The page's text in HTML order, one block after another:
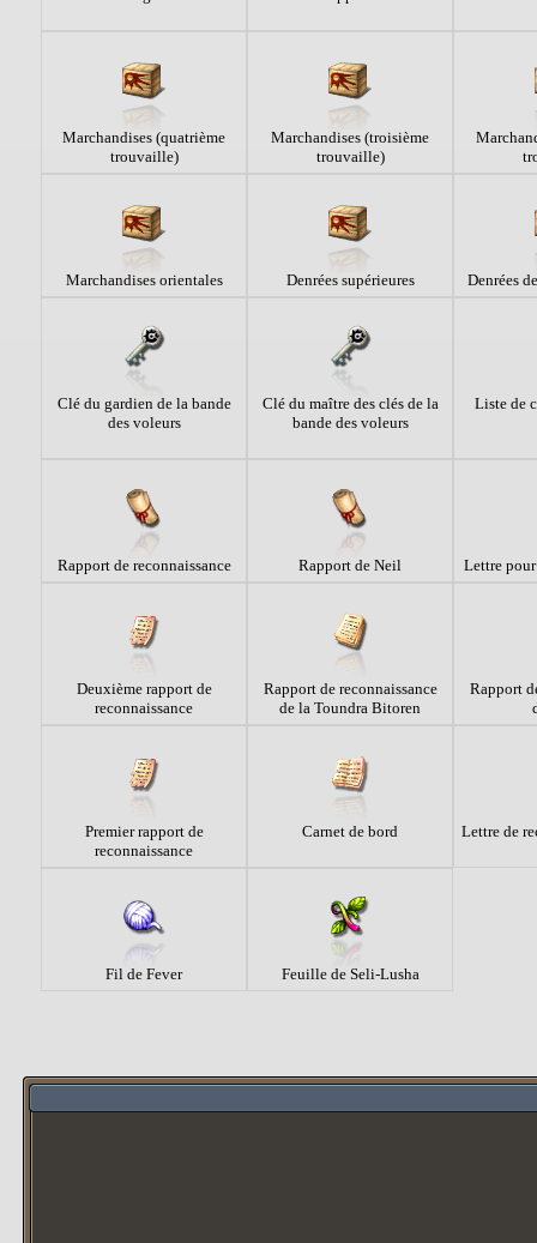
Marchandises (quatrième
trouvaille)
Marchandises (troisième
trouvaille)
Marchandises orientales Denrées supérieures Denrées
Clé du gardien de la bande
des voleurs
Clé du maître des clés de la
bande des voleurs
Liste de
Rapport de reconnaissance Rapport de Neil Lettre
Deuxième rapport de
reconnaissance
Rapport de reconnaissance
de la Toundra Bitoren
Rapport
Premier rapport de
reconnaissance
Carnet de bord Lettre de
Fil de Fever Feuille de Seli-Lusha